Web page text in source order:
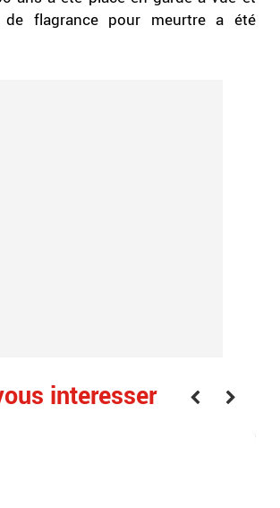
de flagrance pour meurtre a été
interesser